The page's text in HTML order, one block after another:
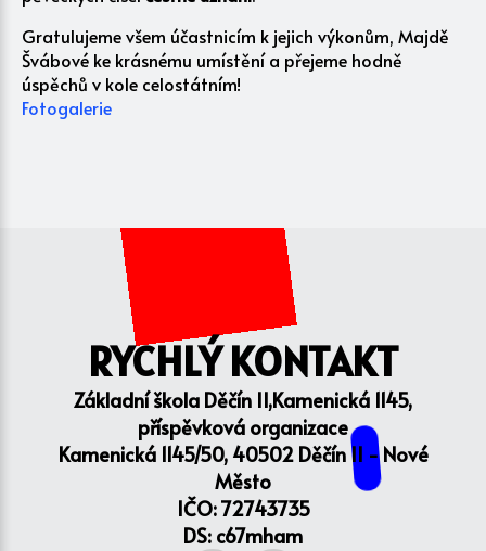
Gratulujeme všem účastnicím k jejich výkonům, Majdě
Švábové ke krásnému umístění a přejeme hodně
úspěchů v kole celostátním!
Fotogalerie
RYCHLÝ KONTAKT
Základní škola Děčín II,Kamenická 1145,
příspěvková organizace
Kamenická 1145/50, 40502 Děčín II - Nové
Město
IČO: 72743735
DS: c67mham